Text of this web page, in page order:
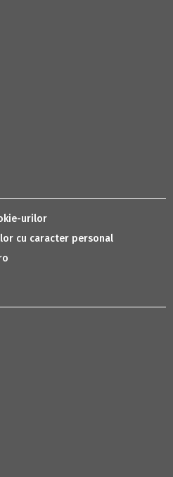
urilor
cu caracter personal